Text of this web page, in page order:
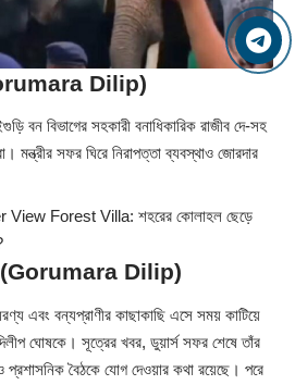
Dilip)
বন বিভাগের সহকারী বনাধিকারিক রাজীব দে-সহ
মন্ত্রীর সফর ঘিরে নিরাপত্তা ব্যবস্থাও জোরদার
Forest Villa: শহরের কোলাহল ছেড়ে
(Gorumara Dilip)
এবং বন্যপ্রাণীর কাছাকাছি এসে সময় কাটিয়ে
ঘোষকে। সূত্রের খবর, ডুয়ার্স সফর শেষে তাঁর
প্রশাসনিক বৈঠকে যোগ দেওয়ার কথা রয়েছে। পরে